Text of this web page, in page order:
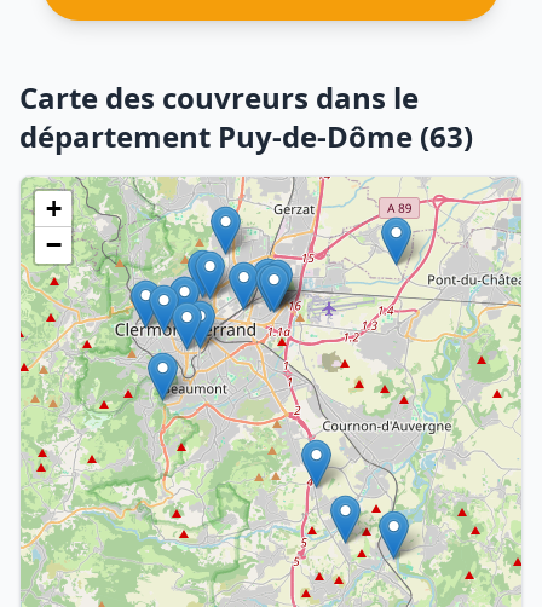
Carte des couvreurs dans le
département Puy-de-Dôme (63)
+
−